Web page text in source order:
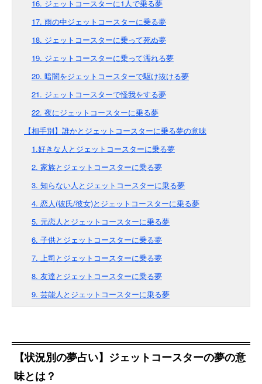
16. ジェットコースターに1人で乗る夢
17. 雨の中ジェットコースターに乗る夢
18. ジェットコースターに乗って死ぬ夢
19. ジェットコースターに乗って濡れる夢
20. 暗闇をジェットコースターで駆け抜ける夢
21. ジェットコースターで怪我をする夢
22. 夜にジェットコースターに乗る夢
【相手別】誰かとジェットコースターに乗る夢の意味
1.好きな人とジェットコースターに乗る夢
2. 家族とジェットコースターに乗る夢
3. 知らない人とジェットコースターに乗る夢
4. 恋人(彼氏/彼女)とジェットコースターに乗る夢
5. 元恋人とジェットコースターに乗る夢
6. 子供とジェットコースターに乗る夢
7. 上司とジェットコースターに乗る夢
8. 友達とジェットコースターに乗る夢
9. 芸能人とジェットコースターに乗る夢
【状況別の夢占い】ジェットコースターの夢の意
味とは？